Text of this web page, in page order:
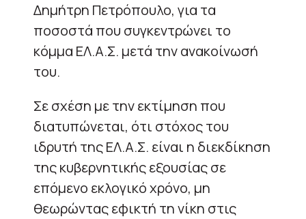
Δημήτρη Πετρόπουλο, για τα
ποσοστά που συγκεντρώνει το
κόμμα ΕΛ.Α.Σ. μετά την ανακοίνωσή
του.
Σε σχέση με την εκτίμηση που
διατυπώνεται, ότι στόχος του
ιδρυτή της ΕΛ.Α.Σ. είναι η διεκδίκηση
της κυβερνητικής εξουσίας σε
επόμενο εκλογικό χρόνο, μη
θεωρώντας εφικτή τη νίκη στις